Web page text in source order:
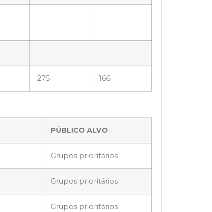
275 166
PÚBLICO ALVO
Grupos prioritários
Grupos prioritários
Grupos prioritários